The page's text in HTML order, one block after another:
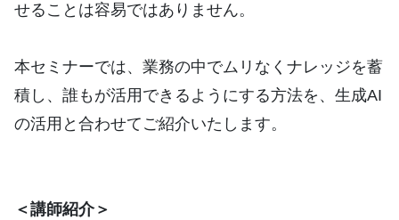
せることは容易ではありません。
本セミナーでは、業務の中でムリなくナレッジを蓄
積し、誰もが活用できるようにする方法を、生成AI
の活用と合わせてご紹介いたします。
＜講師紹介＞